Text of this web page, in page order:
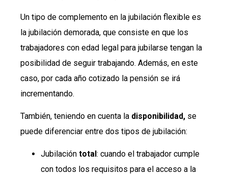
Un tipo de complemento en la jubilación flexible es
la jubilación demorada, que consiste en que los
trabajadores con edad legal para jubilarse tengan la
posibilidad de seguir trabajando. Además, en este
caso, por cada año cotizado la pensión se irá
incrementando.
También, teniendo en cuenta la disponibilidad, se
puede diferenciar entre dos tipos de jubilación:
Jubilación total : cuando el trabajador cumple
con todos los requisitos para el acceso a la